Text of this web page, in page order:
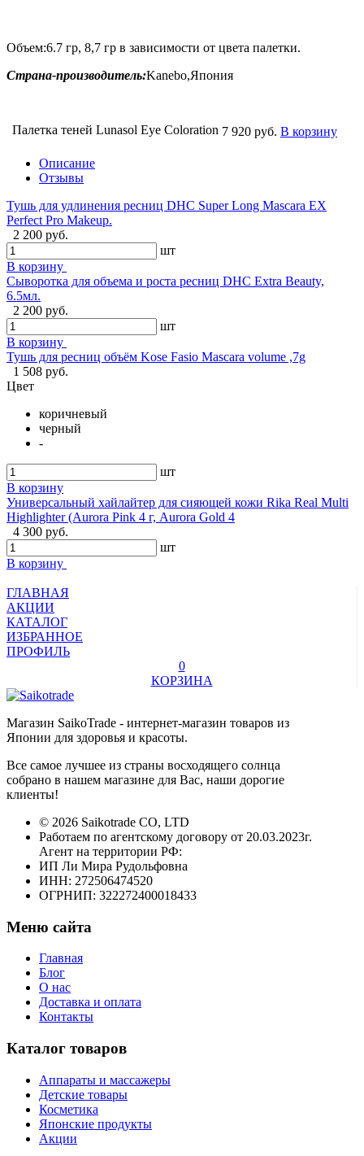
Объем:6.7 гр, 8,7 гр в зависимости от цвета палетки.
Страна-производитель:Kanebo,Япония
Палетка теней Lunasol Eye Coloration 7 920 руб. В корзину
Описание
Отзывы
Тушь для удлинения ресниц DHC Super Long Mascara EX
Perfect Pro Makeup.
2 200 руб.
шт
В корзину
Сыворотка для объема и роста ресниц DHC Extra Beauty,
6.5мл.
2 200 руб.
шт
В корзину
Тушь для ресниц объём Kose Fasio Mascara volume ,7g
1 508 руб.
Цвет
коричневый
черный
-
шт
В корзину
Универсальный хайлайтер для сияющей кожи Rika Real Multi
Highlighter (Aurora Pink 4 г, Aurora Gold 4
4 300 руб.
шт
В корзину
ГЛАВНАЯ
АКЦИИ
КАТАЛОГ
ИЗБРАННОЕ
ПРОФИЛЬ
0
КОРЗИНА
Магазин SaikoTrade - интернет-магазин товаров из
Японии для здоровья и красоты.
Все самое лучшее из страны восходящего солнца
собрано в нашем магазине для Вас, наши дорогие
клиенты!
© 2026 Saikotrade CO, LTD
Работаем по агентскому договору от 20.03.2023г.
Агент на территории РФ:
ИП Ли Мира Рудольфовна
ИНН: 272506474520
ОГРНИП: 322272400018433
Меню сайта
Главная
Блог
О нас
Доставка и оплата
Контакты
Каталог товаров
Аппараты и массажеры
Детские товары
Косметика
Японские продукты
Акции